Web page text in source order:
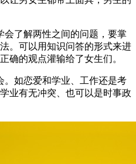
会了解两性之间的问题，要掌
。可以用知识问答的形式来进
确的观点灌输给了女生们。
。如恋爱和学业、工作还是考
业有无冲突、也可以是时事政